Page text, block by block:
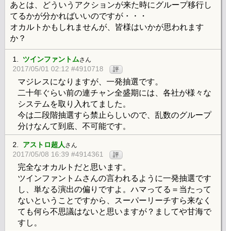
あとは、どういうアクションが来た時にグループ移行し
てるかが分かればいいのですが・・・
オカルトかもしれませんが、皆様はいかが思われます
か？
1. ツインファントムさん
2017/05/01 02:12 #4910718 評
マジレスになりますが、一発抽選です。
二十年ぐらい前の連チャン全盛期には、各社が様々な
システムを取り入れてました。
今は二段階抽選すら禁止らしいので、乱数のグループ
分けなんて到底、不可能です。
2. アストロ超人さん
2017/05/08 16:39 #4914361 評
完全なオカルトだと思います。
ツインファントムさんの言われるように一発抽選です
し、単なる演出の偏りですよ。ハマってる＝当たって
ないということですから、スーパーリーチすら来なく
ても何ら不思議はないと思いますが？ましてや甘海で
すし。